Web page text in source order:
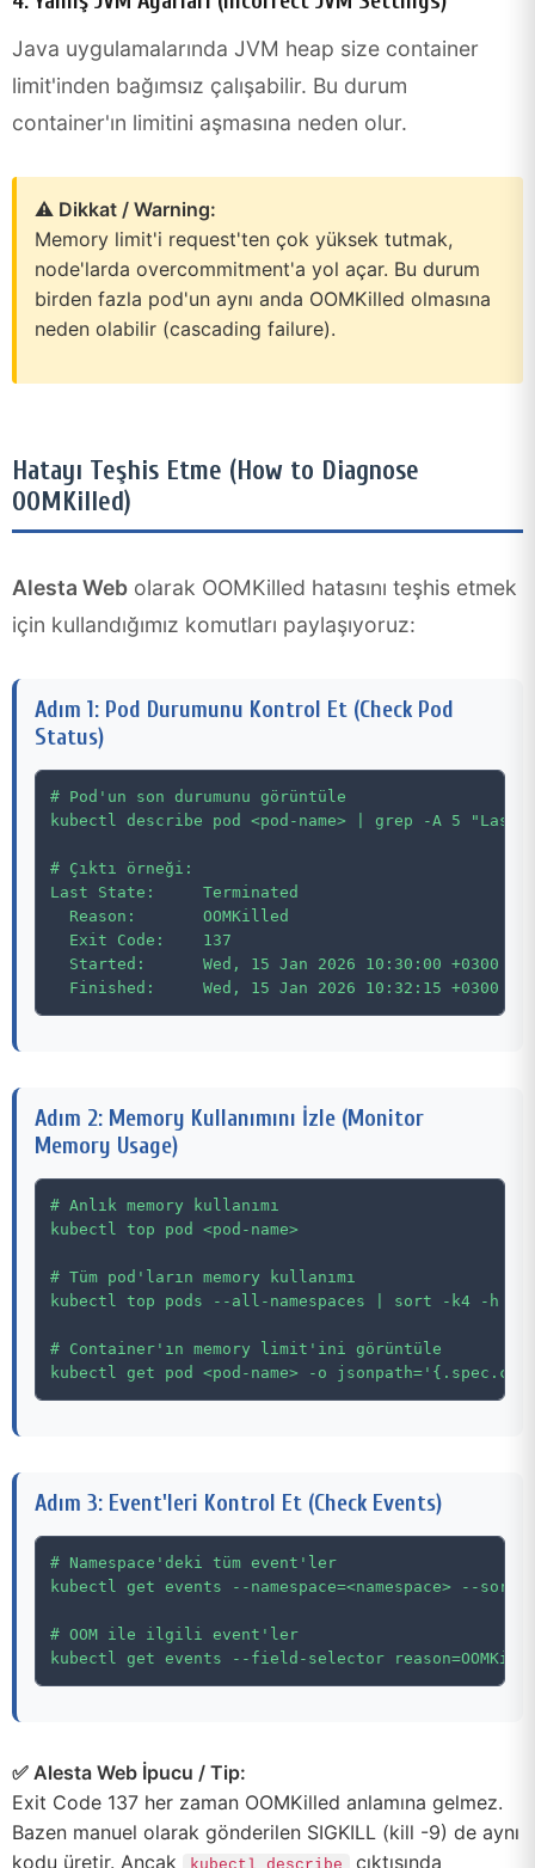
Java uygulamalarında JVM heap size container
limit'inden bağımsız çalışabilir. Bu durum
container'ın limitini aşmasına neden olur.
⚠️ Dikkat / Warning:
Memory limit'i request'ten çok yüksek tutmak,
node'larda overcommitment'a yol açar. Bu durum
birden fazla pod'un aynı anda OOMKilled olmasına
neden olabilir (cascading failure).
Hatayı Teşhis Etme (How to Diagnose
OOMKilled)
Alesta Web olarak OOMKilled hatasını teşhis etmek
için kullandığımız komutları paylaşıyoruz:
Adım 1: Pod Durumunu Kontrol Et (Check Pod
Status)
# Pod'un son durumunu görüntüle
kubectl describe pod <pod-name> | grep -A 5 "Last
# Çıktı örneği:
Last State:     Terminated
  Reason:       OOMKilled
  Exit Code:    137
  Started:      Wed, 15 Jan 2026 10:30:00 +0300
Adım 2: Memory Kullanımını İzle (Monitor
Memory Usage)
# Anlık memory kullanımı
kubectl top pod <pod-name>
# Tüm pod'ların memory kullanımı
kubectl top pods --all-namespaces | sort -k4 -h
# Container'ın memory limit'ini görüntüle
Adım 3: Event'leri Kontrol Et (Check Events)
# Namespace'deki tüm event'ler
kubectl get events --namespace=<namespace> --
# OOM ile ilgili event'ler
✅ Alesta Web İpucu / Tip:
Exit Code 137 her zaman OOMKilled anlamına gelmez.
Bazen manuel olarak gönderilen SIGKILL (kill -9) de aynı
kodu üretir. Ancak
çıktısında